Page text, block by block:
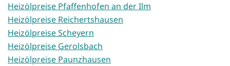
Heizölpreise Pfaffenhofen an der Ilm
Heizölpreise Reichertshausen
Heizölpreise Scheyern
Heizölpreise Gerolsbach
Heizölpreise Paunzhausen